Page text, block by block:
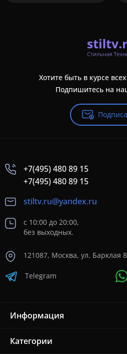
Хотите быть в курсе
Подпишитесь на
+7(495) 480 89 15
+7(495) 480 89 15
stiltv.ru@yandex.ru
с 10:00 до 20:00,
без выходных.
121087, Москва, ул. Барклая
Telegram
Информация
Категории